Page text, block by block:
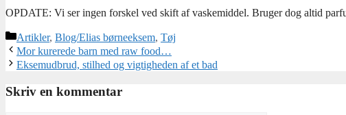
OPDATE: Vi ser ingen forskel ved skift af vaskemiddel. Bruger dog altid
Kategorier
Artikler, Blog/Elias børneeksem, Tøj
Mor kurerede barn med raw food…
Eksemudbrud, stilhed og vigtigheden af et bad
Skriv en kommentar